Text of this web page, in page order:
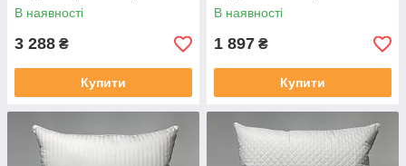
В наявності
3 288 ₴
Купити
В наявності
1 897 ₴
Купити